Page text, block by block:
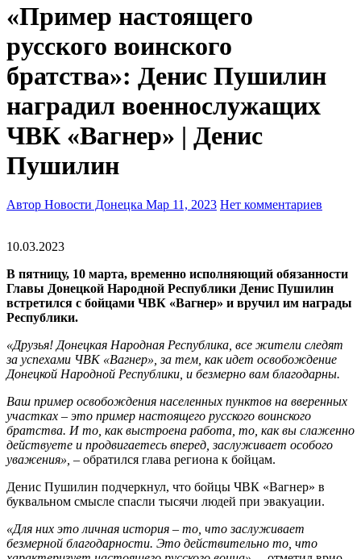
«Пример настоящего
русского воинского
братства»: Денис Пушилин
наградил военнослужащих
ЧВК «Вагнер» | Денис
Пушилин
Автор Новости Донецка Мар 11, 2023 Нет комментариев
10.03.2023
В пятницу, 10 марта, временно исполняющий обязанности
Главы Донецкой Народной Республики Денис Пушилин
встретился с бойцами ЧВК «Вагнер» и вручил им награды
Республики.
«Друзья! Донецкая Народная Республика, все жители следят
за успехами ЧВК «Вагнер», за тем, как идет освобождение
Донецкой Народной Республики, и безмерно вам благодарны.
Ваш пример освобождения населенных пунктов на вверенных
участках – это пример настоящего русского воинского
братства. И то, как выстроена работа, то, как вы слаженно
действуете и продвигаетесь вперед, заслуживает особого
уважения», – обратился глава региона к бойцам.
Денис Пушилин подчеркнул, что бойцы ЧВК «Вагнер» в
буквальном смысле спасли тысячи людей при эвакуации.
«Для них это личная история – то, что заслуживает
безмерной благодарности. Это действительно то, что